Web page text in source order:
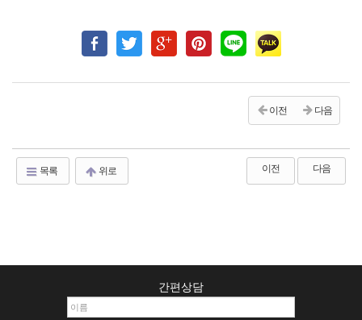
이전 다음
목록 위로 이전 다음
간편상담